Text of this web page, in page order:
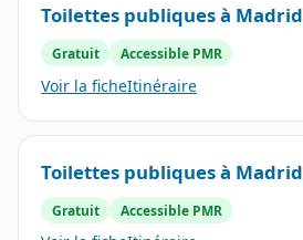
Toilettes publiques à Madrid
Gratuit Accessible PMR
Voir la ficheItinéraire
Toilettes publiques à Madrid
Gratuit Accessible PMR